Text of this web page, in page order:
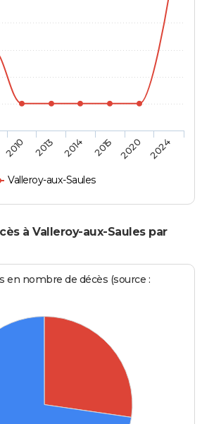
Valleroy-aux-Saules
2010 2013 2014 2015 2020 2024
à Valleroy-aux-Saules par
en nombre de décès (source :